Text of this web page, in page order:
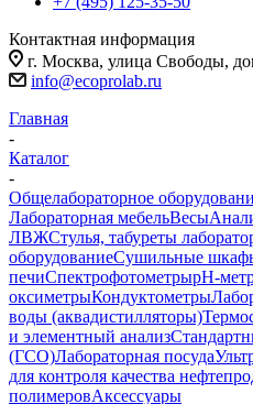
Контактная информация
г. Москва, улица Свободы,
info@ecoprolab.ru
Главная
-
Каталог
-
Общелабораторное
Лабораторная мебельВесы
ЛВЖСтулья, табуреты
оборудованиеСушильные
печиСпектрофотометрыpH-
оксиметрыКондуктометры
воды (аквадистилляторы)
и элементный анализ
(ГСО)Лабораторная посуда
для контроля качества
полимеровАксессуары